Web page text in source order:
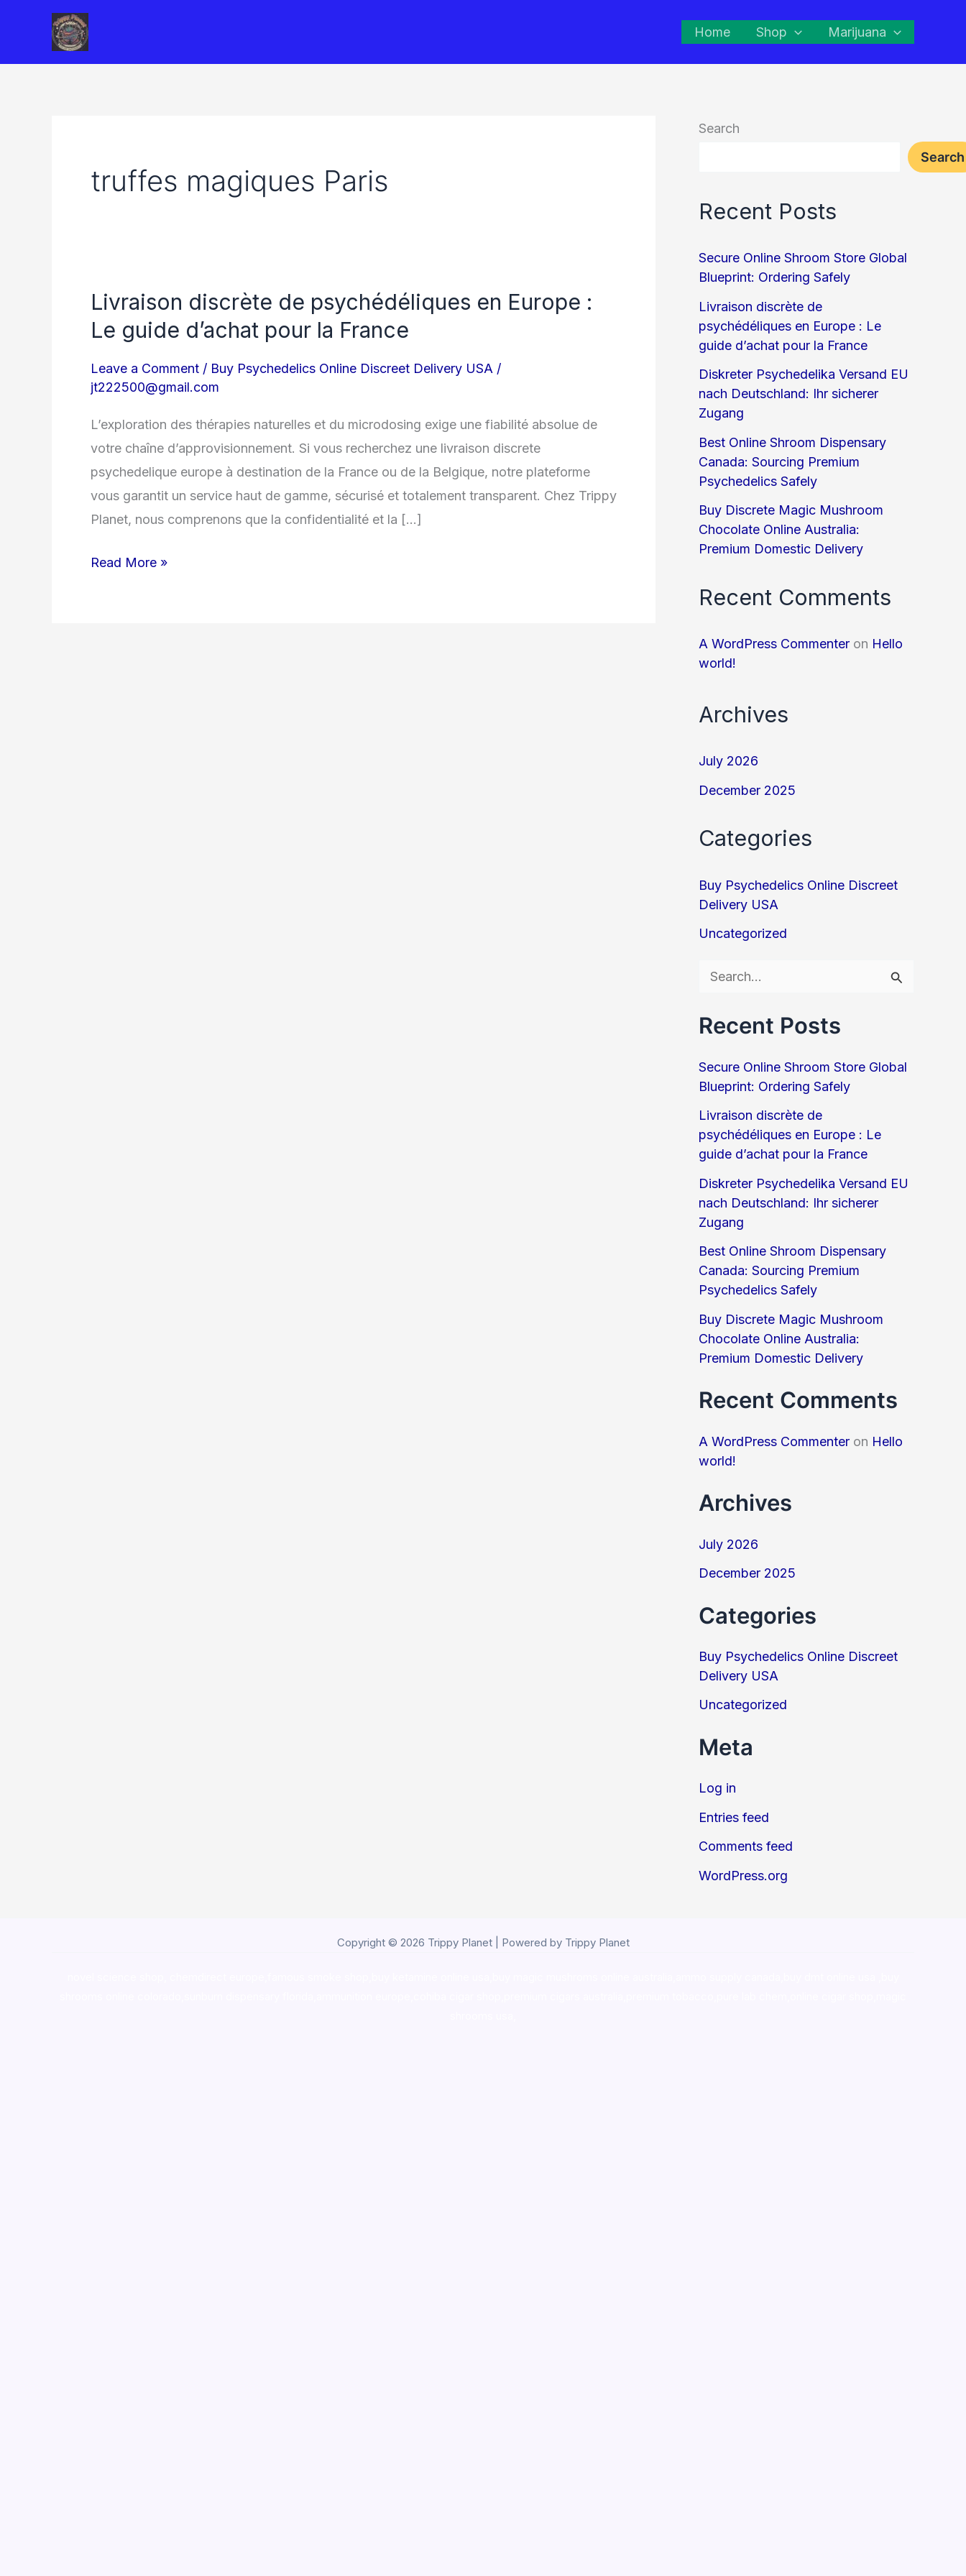
Home Shop Marijuana
truffes magiques Paris
Livraison discrète de psychédéliques en Europe :
Le guide d’achat pour la France
Leave a Comment / Buy Psychedelics Online Discreet Delivery USA /
jt222500@gmail.com
L’exploration des thérapies naturelles et du microdosing exige une fiabilité absolue de
votre chaîne d’approvisionnement. Si vous recherchez une livraison discrete
psychedelique europe à destination de la France ou de la Belgique, notre plateforme
vous garantit un service haut de gamme, sécurisé et totalement transparent. Chez Trippy
Planet, nous comprenons que la confidentialité et la […]
Livraison
discrète
psychédéliques
en
Europe
d’achat
la
Read More »
Search
Search
Recent Posts
Secure Online Shroom Store Global
Blueprint: Ordering Safely
Livraison discrète de
psychédéliques en Europe : Le
guide d’achat pour la France
Diskreter Psychedelika Versand EU
nach Deutschland: Ihr sicherer
Zugang
Best Online Shroom Dispensary
Canada: Sourcing Premium
Psychedelics Safely
Buy Discrete Magic Mushroom
Chocolate Online Australia:
Premium Domestic Delivery
Recent Comments
A WordPress Commenter on Hello
world!
Archives
July 2026
December 2025
Categories
Buy Psychedelics Online Discreet
Delivery USA
Uncategorized
a
c
h
f
o
r
Recent Posts
Secure Online Shroom Store Global
Blueprint: Ordering Safely
Livraison discrète de
psychédéliques en Europe : Le
guide d’achat pour la France
Diskreter Psychedelika Versand EU
nach Deutschland: Ihr sicherer
Zugang
Best Online Shroom Dispensary
Canada: Sourcing Premium
Psychedelics Safely
Buy Discrete Magic Mushroom
Chocolate Online Australia:
Premium Domestic Delivery
Recent Comments
A WordPress Commenter on Hello
world!
Archives
July 2026
December 2025
Categories
Buy Psychedelics Online Discreet
Delivery USA
Uncategorized
Meta
Log in
Entries feed
Comments feed
WordPress.org
Copyright © 2026 Trippy Planet | Powered by Trippy Planet